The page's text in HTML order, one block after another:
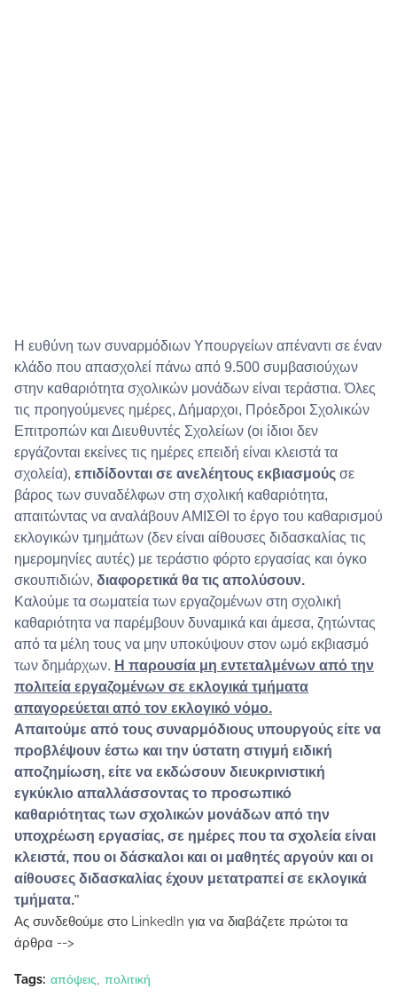
Η ευθύνη των συναρμόδιων Υπουργείων απέναντι σε έναν
κλάδο που απασχολεί πάνω από 9.500 συμβασιούχων
στην καθαριότητα σχολικών μονάδων είναι τεράστια. Όλες
τις προηγούμενες ημέρες, Δήμαρχοι, Πρόεδροι Σχολικών
Επιτροπών και Διευθυντές Σχολείων (οι ίδιοι δεν
εργάζονται εκείνες τις ημέρες επειδή είναι κλειστά τα
σχολεία), επιδίδονται σε ανελέητους εκβιασμούς σε
βάρος των συναδέλφων στη σχολική καθαριότητα,
απαιτώντας να αναλάβουν ΑΜΙΣΘΙ το έργο του καθαρισμού
εκλογικών τμημάτων (δεν είναι αίθουσες διδασκαλίας τις
ημερομηνίες αυτές) με τεράστιο φόρτο εργασίας και όγκο
σκουπιδιών, διαφορετικά θα τις απολύσουν.
Καλούμε τα σωματεία των εργαζομένων στη σχολική
καθαριότητα να παρέμβουν δυναμικά και άμεσα, ζητώντας
από τα μέλη τους να μην υποκύψουν στον ωμό εκβιασμό
των δημάρχων. Η παρουσία μη εντεταλμένων από την
πολιτεία εργαζομένων σε εκλογικά τμήματα
απαγορεύεται από τον εκλογικό νόμο.
Απαιτούμε από τους συναρμόδιους υπουργούς είτε να
προβλέψουν έστω και την ύστατη στιγμή ειδική
αποζημίωση, είτε να εκδώσουν διευκρινιστική
εγκύκλιο απαλλάσσοντας το προσωπικό
καθαριότητας των σχολικών μονάδων από την
υποχρέωση εργασίας, σε ημέρες που τα σχολεία είναι
κλειστά, που οι δάσκαλοι και οι μαθητές αργούν και οι
αίθουσες διδασκαλίας έχουν μετατραπεί σε εκλογικά
τμήματα."
Ας συνδεθούμε στο LinkedIn για να διαβάζετε πρώτοι τα
άρθρα -->
Tags: απόψεις πολιτική